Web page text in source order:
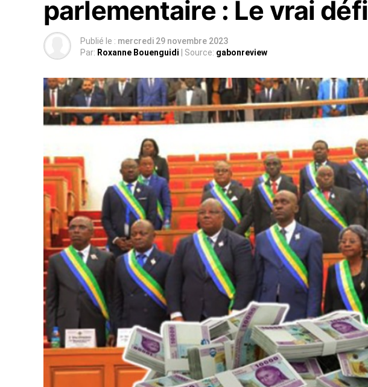
parlementaire : Le vrai défi
Publié le : mercredi 29 novembre 2023
Par: Roxanne Bouenguidi | Source: gabonreview